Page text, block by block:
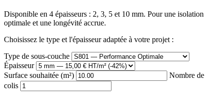
Disponible en 4 épaisseurs : 2, 3, 5 et 10 mm. Pour une isolation
optimale et une longévité accrue.
Choisissez le type et l'épaisseur adaptée à votre projet :
Type de sous-couche
Épaisseur
Surface souhaitée (m²)
Nombre de
colis